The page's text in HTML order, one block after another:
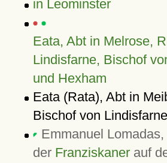
in Leominster
Eata, Abt in Melrose,
Lindisfarne, Bischof
und Hexham
Eata (Rata), Abt in
Bischof von
Emmanuel
der Franziskanerauf